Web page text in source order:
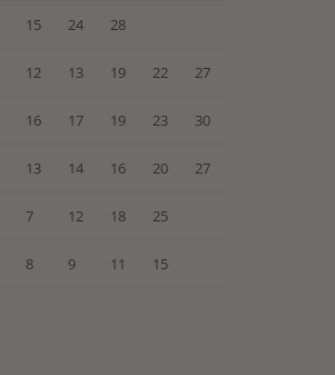
15 24 28
12 13 19 22 27
16 17 19 23 30
13 14 16 20 27
7 12 18 25
8 9 11 15